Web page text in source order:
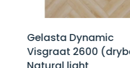
Gelasta Dynamic
Visgraat 2600